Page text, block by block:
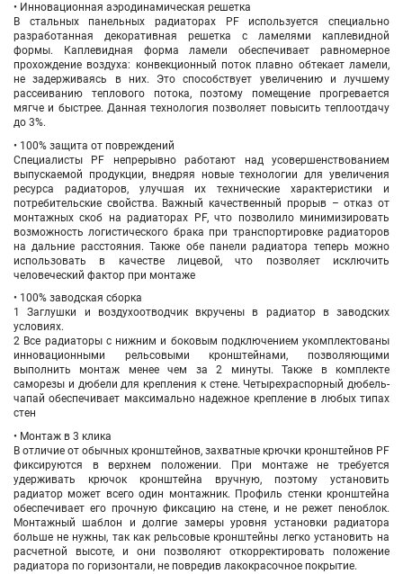
• Инновационная аэродинамическая решетка
В стальных панельных радиаторах PF используется специально
разработанная декоративная решетка с ламелями каплевидной
формы. Каплевидная форма ламели обеспечивает равномерное
прохождение воздуха: конвекционный поток плавно обтекает ламели,
не задерживаясь в них. Это способствует увеличению и лучшему
рассеиванию теплового потока, поэтому помещение прогревается
мягче и быстрее. Данная технология позволяет повысить теплоотдачу
до 3%.
• 100% защита от повреждений
Специалисты PF непрерывно работают над усовершенствованием
выпускаемой продукции, внедряя новые технологии для увеличения
ресурса радиаторов, улучшая их технические характеристики и
потребительские свойства. Важный качественный прорыв – отказ от
монтажных скоб на радиаторах PF, что позволило минимизировать
возможность логистического брака при транспортировке радиаторов
на дальние расстояния. Также обе панели радиатора теперь можно
использовать в качестве лицевой, что позволяет исключить
человеческий фактор при монтаже
• 100% заводская сборка
1 Заглушки и воздухоотводчик вкручены в радиатор в заводских
условиях.
2 Все радиаторы с нижним и боковым подключением укомплектованы
инновационными рельсовыми кронштейнами, позволяющими
выполнить монтаж менее чем за 2 минуты. Также в комплекте
саморезы и дюбели для крепления к стене. Четырехраспорный дюбель-
чапай обеспечивает максимально надежное крепление в любых типах
стен
• Монтаж в 3 клика
В отличие от обычных кронштейнов, захватные крючки кронштейнов PF
фиксируются в верхнем положении. При монтаже не требуется
удерживать крючок кронштейна вручную, поэтому установить
радиатор может всего один монтажник. Профиль стенки кронштейна
обеспечивает его прочную фиксацию на стене, и не режет пеноблок.
Монтажный шаблон и долгие замеры уровня установки радиатора
больше не нужны, так как рельсовые кронштейны легко установить на
расчетной высоте, и они позволяют откорректировать положение
радиатора по горизонтали, не повредив лакокрасочное покрытие.